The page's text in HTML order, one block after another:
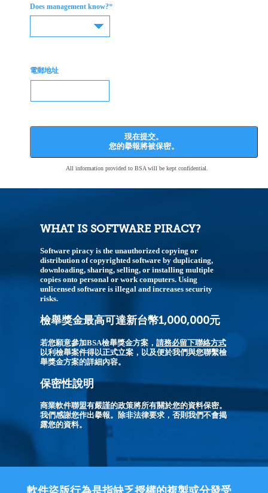
Does management know?*
電郵地址
現在提交。
您的擧報將被保密。
All information provided to BSA will be kept confidential.
WHAT IS SOFTWARE PIRACY?
Software piracy is the unauthorized copying or
distribution of copyrighted software by duplicating,
downloading, sharing, selling, or installing multiple
copies onto personal or work computers. Using
unlicensed software is illegal and increases security
risks.
檢舉獎金最高可達新台幣1,000,000元
若您願意參加BSA檢舉獎金方案，請務必留下聯絡方式
以利檢舉案件得以正式立案，以及便於我們與您聯繫檢
舉獎金方案的詳細內容。
保密性說明
商業軟件聯盟有嚴謹的政策將所有關於您的資料保密。
我們感謝您作出擧報。除非法律要求，否則我們不會揭
露您的資料。